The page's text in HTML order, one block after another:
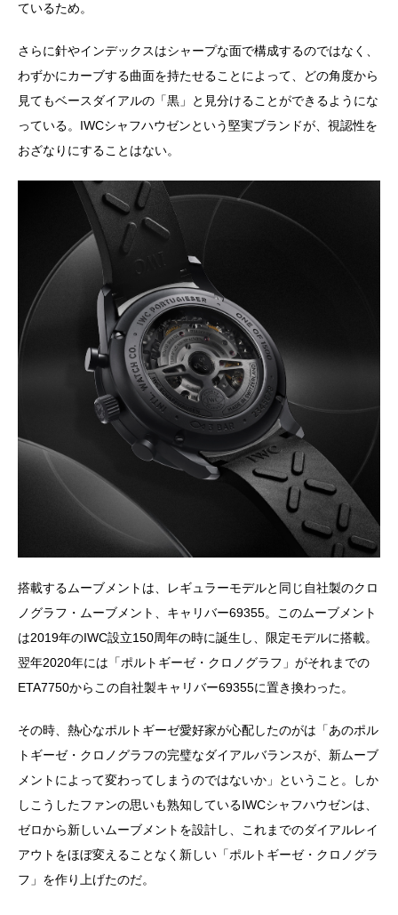
ているため。
さらに針やインデックスはシャープな面で構成するのではなく、
わずかにカーブする曲面を持たせることによって、どの角度から
見てもベースダイアルの「黒」と見分けることができるようにな
っている。IWCシャフハウゼンという堅実ブランドが、視認性を
おざなりにすることはない。
搭載するムーブメントは、レギュラーモデルと同じ自社製のクロ
ノグラフ・ムーブメント、キャリバー69355。このムーブメント
は2019年のIWC設立150周年の時に誕生し、限定モデルに搭載。
翌年2020年には「ポルトギーゼ・クロノグラフ」がそれまでの
ETA7750からこの自社製キャリバー69355に置き換わった。
その時、熱心なポルトギーゼ愛好家が心配したのがは「あのポル
トギーゼ・クロノグラフの完璧なダイアルバランスが、新ムーブ
メントによって変わってしまうのではないか」ということ。しか
しこうしたファンの思いも熟知しているIWCシャフハウゼンは、
ゼロから新しいムーブメントを設計し、これまでのダイアルレイ
アウトをほぼ変えることなく新しい「ポルトギーゼ・クロノグラ
フ」を作り上げたのだ。